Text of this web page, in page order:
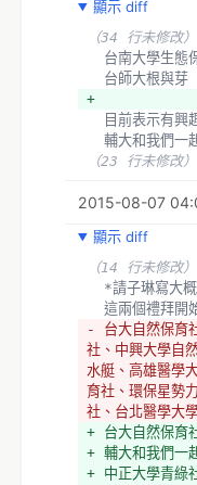
顯示 diff
（34 行未修改）
台南大學生態
  台師大根與芽
+
目前表示有
輔大和我們
（23 行未修改）
2015-08-07
顯示 diff
（14 行未修改）
*請子琳寫
這兩個禮拜
- 台大自然保育
社、中興大學自
水艇、高雄醫學
育社、環保星勢
社、台北醫學大
+ 台大自然保育
+ 輔大和我們一
+ 中正大學青綠